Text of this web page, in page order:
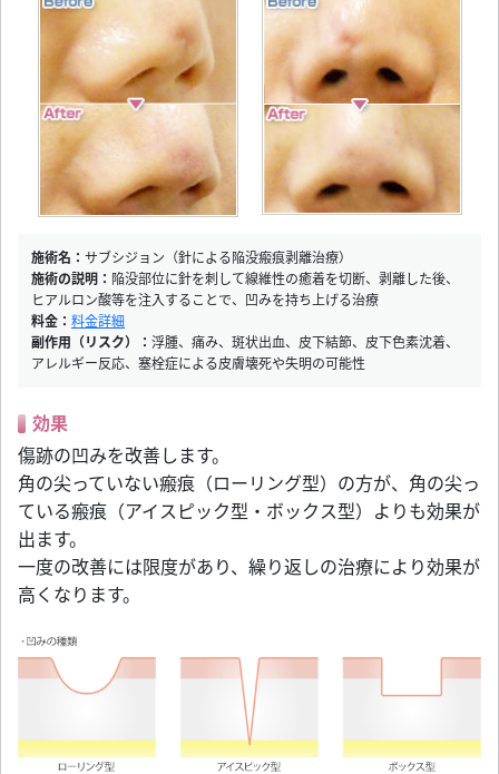
施術名： サブシジョン（針による陥没瘢痕剥離治療）
施術の説明： 陥没部位に針を刺して線維性の癒着を切断、剥離した後、
ヒアルロン酸等を注入することで、凹みを持ち上げる治療
料金： 料金詳細
副作用（リスク）： 浮腫、痛み、斑状出血、皮下結節、皮下色素沈着、
アレルギー反応、塞栓症による皮膚壊死や失明の可能性
効果
傷跡の凹みを改善します。
角の尖っていない瘢痕（ローリング型）の方が、角の尖っ
ている瘢痕（アイスピック型・ボックス型）よりも効果が
出ます。
一度の改善には限度があり、繰り返しの治療により効果が
高くなります。